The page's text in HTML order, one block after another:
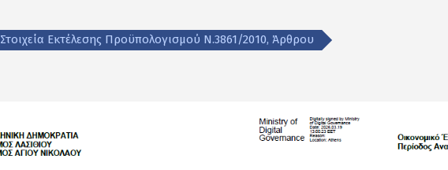
Στοιχεία Εκτέλεσης Προϋπολογισμού Ν.3861/2010, Άρθρου